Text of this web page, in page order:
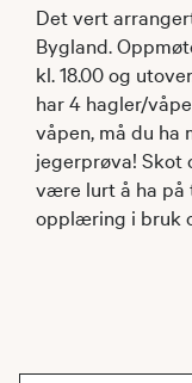
Det vert
Bygland.
kl. 18.00 og
har 4 hagler/
våpen, må du ha
jegerprøva! Skot
være lurt å ha på
opplæring i bruk